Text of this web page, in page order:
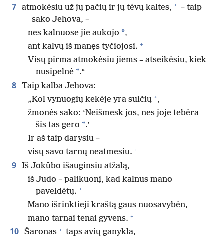
7 atmokėsiu už jų pačių ir jų tėvų kaltes, + – taip
sako Jehova, –
nes kalnuose jie aukojo *,
ant kalvų iš manęs tyčiojosi. +
Visų pirma atmokėsiu jiems – atseikėsiu, kiek
nusipelnė *.“
8 Taip kalba Jehova:
„Kol vynuogių kekėje yra sulčių *,
žmonės sako: ‘Neišmesk jos, nes joje tebėra
šis tas gero *.’
Ir aš taip darysiu –
visų savo tarnų neatmesiu. +
9 Iš Jokūbo išauginsiu atžalą,
iš Judo – palikuonį, kad kalnus mano
paveldėtų. +
Mano išrinktieji kraštą gaus nuosavybėn,
mano tarnai tenai gyvens. +
10 Šaronas + taps avių ganykla,